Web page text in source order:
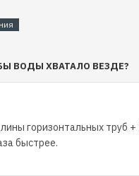
скоростной, бесшумный.
ВОДЫ ХВАТАЛО ВЕЗДЕ?
горизонтальных труб
быстрее.